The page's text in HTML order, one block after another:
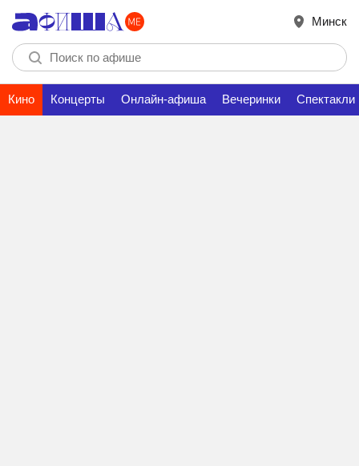
Минск
Кино Концерты Онлайн-афиша Вечеринки Спектакли